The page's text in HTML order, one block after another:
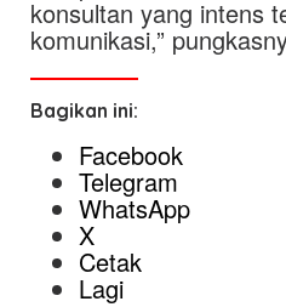
konsultan yang intens
komunikasi,”
Bagikan ini:
Facebook
Telegram
WhatsApp
X
Cetak
Lagi